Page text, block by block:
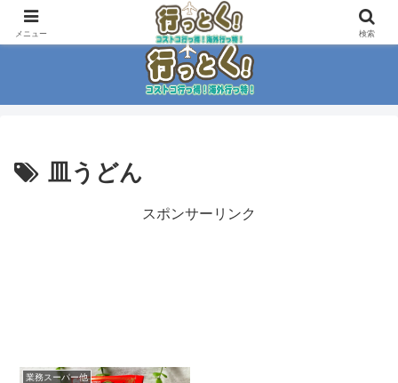
コストコ大好き家族がイチ押商品紹介！！
皿うどん
スポンサーリンク
業務スーパー他
メニュー 検索